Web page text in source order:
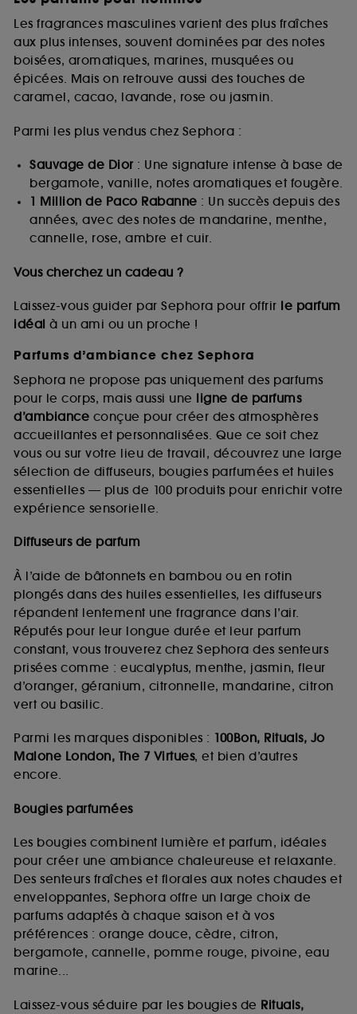
Les fragrances masculines varient des plus fraîches
aux plus intenses, souvent dominées par des notes
boisées, aromatiques, marines, musquées ou
épicées. Mais on retrouve aussi des touches de
caramel, cacao, lavande, rose ou jasmin.
Parmi les plus vendus chez Sephora :
Sauvage de Dior: Une signature intense à base de
bergamote, vanille, notes aromatiques et fougère.
1 Million de Paco Rabanne : Un succès depuis des
années, avec des notes de mandarine, menthe,
cannelle, rose, ambre et cuir.
Vous cherchez un cadeau ?
Laissez-vous guider par Sephora pour offrir le parfum
idéal à un ami ou un proche !
Parfums d’ambiance chez Sephora
Sephora ne propose pas uniquement des parfums
pour le corps, mais aussi une ligne de parfums
d’ambiance conçue pour créer des atmosphères
accueillantes et personnalisées. Que ce soit chez
vous ou sur votre lieu de travail, découvrez une large
sélection de diffuseurs, bougies parfumées et huiles
essentielles — plus de 100 produits pour enrichir votre
expérience sensorielle.
Diffuseurs de parfum
À l’aide de bâtonnets en bambou ou en rotin
plongés dans des huiles essentielles, les diffuseurs
répandent lentement une fragrance dans l’air.
Réputés pour leur longue durée et leur parfum
constant, vous trouverez chez Sephora des senteurs
prisées comme : eucalyptus, menthe, jasmin, fleur
d’oranger, géranium, citronnelle, mandarine, citron
vert ou basilic.
Parmi les marques disponibles : 100Bon, Rituals, Jo
Malone London, The 7 Virtues, et bien d’autres
encore.
Bougies parfumées
Les bougies combinent lumière et parfum, idéales
pour créer une ambiance chaleureuse et relaxante.
Des senteurs fraîches et florales aux notes chaudes et
enveloppantes, Sephora offre un large choix de
parfums adaptés à chaque saison et à vos
préférences : orange douce, cèdre, citron,
bergamote, cannelle, pomme rouge, pivoine, eau
marine...
Laissez-vous séduire par les bougies de Rituals,